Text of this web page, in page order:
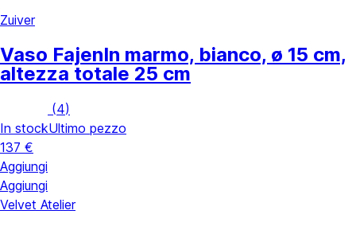
Zuiver
Vaso FajenIn marmo, bianco, ø 15 cm,
altezza totale 25 cm
(4)
In stockUltimo pezzo
137 €
Aggiungi
Aggiungi
Velvet Atelier